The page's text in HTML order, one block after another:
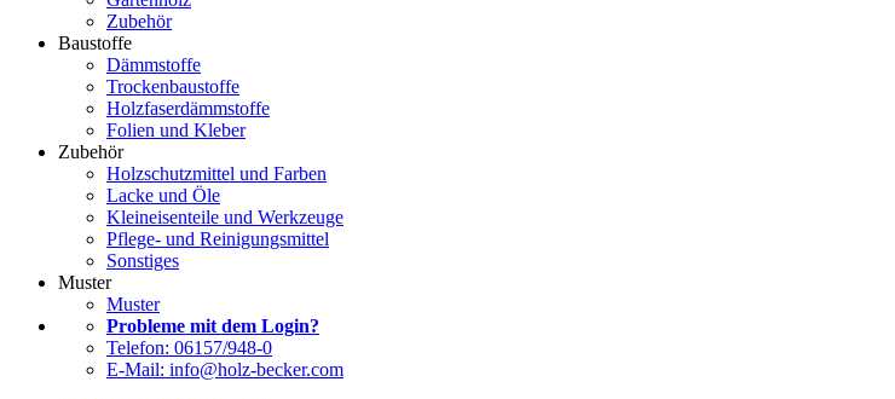
Zubehör
Baustoffe
Dämmstoffe
Trockenbaustoffe
Holzfaserdämmstoffe
Folien und Kleber
Zubehör
Holzschutzmittel und Farben
Lacke und Öle
Kleineisenteile und Werkzeuge
Pflege- und Reinigungsmittel
Sonstiges
Muster
Muster
Probleme mit dem Login?
Telefon: 06157/948-0
E-Mail: info@holz-becker.com